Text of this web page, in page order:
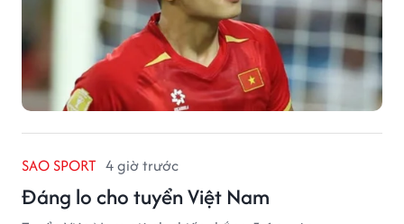
SAO SPORT 4 giờ trước
Đáng lo cho tuyển Việt Nam